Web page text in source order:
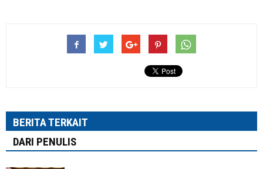
BERITA TERKAIT
DARI PENULIS